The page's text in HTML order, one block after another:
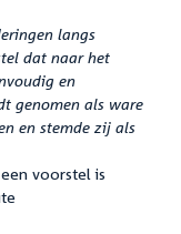
langs
dat naar het
en
genomen als ware
en stemde zij als
voorstel is